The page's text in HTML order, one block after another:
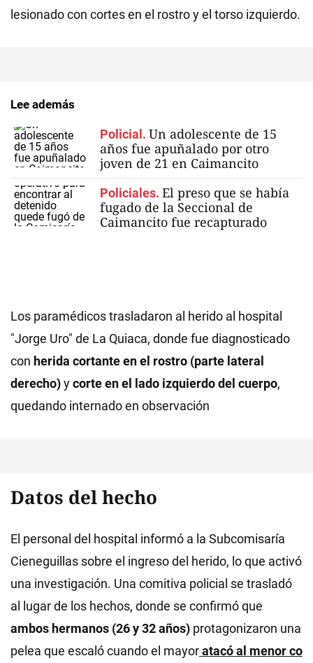
lesionado con cortes en el rostro y el torso izquierdo.
Lee además
Policial. Un adolescente de 15
años fue apuñalado por otro
joven de 21 en Caimancito
Policiales. El preso que se había
fugado de la Seccional de
Caimancito fue recapturado
Los paramédicos trasladaron al herido al hospital
"Jorge Uro" de La Quiaca, donde fue diagnosticado
con herida cortante en el rostro (parte lateral
derecho)ycorte en el lado izquierdo del cuerpo,
quedando internado en observación
Datos del hecho
El personal del hospital informó a la Subcomisaría
Cieneguillas sobre el ingreso del herido, lo que activó
una investigación. Una comitiva policial se trasladó
al lugar de los hechos, donde se confirmó que
ambos hermanos (26 y 32 años) protagonizaron una
pelea que escaló cuando el mayoratacó al menor co